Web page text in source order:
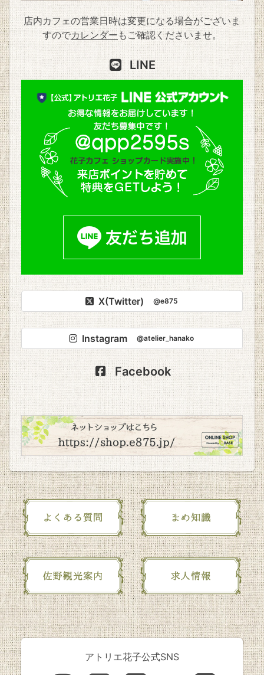
店内カフェの営業日時は変更になる場合がございま
すのでカレンダーもご確認くださいませ。
LINE
X(Twitter) @e875
Instagram @atelier_hanako
Facebook
アトリエ花子公式SNS